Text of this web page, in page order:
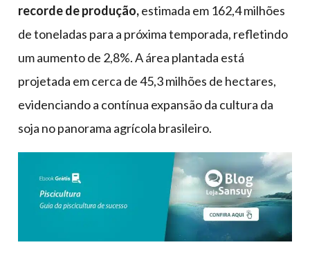
recorde de produção,estimada em 162,4 milhões
de toneladas para a próxima temporada, refletindo
um aumento de 2,8%. A área plantada está
projetada em cerca de 45,3 milhões de hectares,
evidenciando a contínua expansão da cultura da
soja no panorama agrícola brasileiro.